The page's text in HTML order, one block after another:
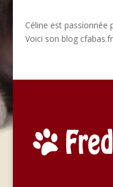
Céline est passionnée
Voici son blog cfabas.fr